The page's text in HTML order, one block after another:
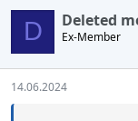
c
o
n
s
:
D Deleted
Ex-Member
14.06.2024